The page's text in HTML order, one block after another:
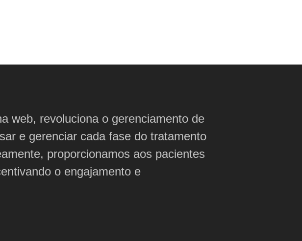
web, revoluciona o gerenciamento de
e gerenciar cada fase do tratamento
proporcionamos aos pacientes
o engajamento e